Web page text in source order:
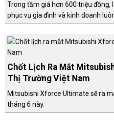
Trong tầm giá hơn 600 triệu đồng,
phục vụ gia đình và kinh doanh
Chốt Lịch Ra Mắt
Thị Trường Việt Nam
Mitsubishi Xforce Ultimate sẽ ra
tháng 6 này.